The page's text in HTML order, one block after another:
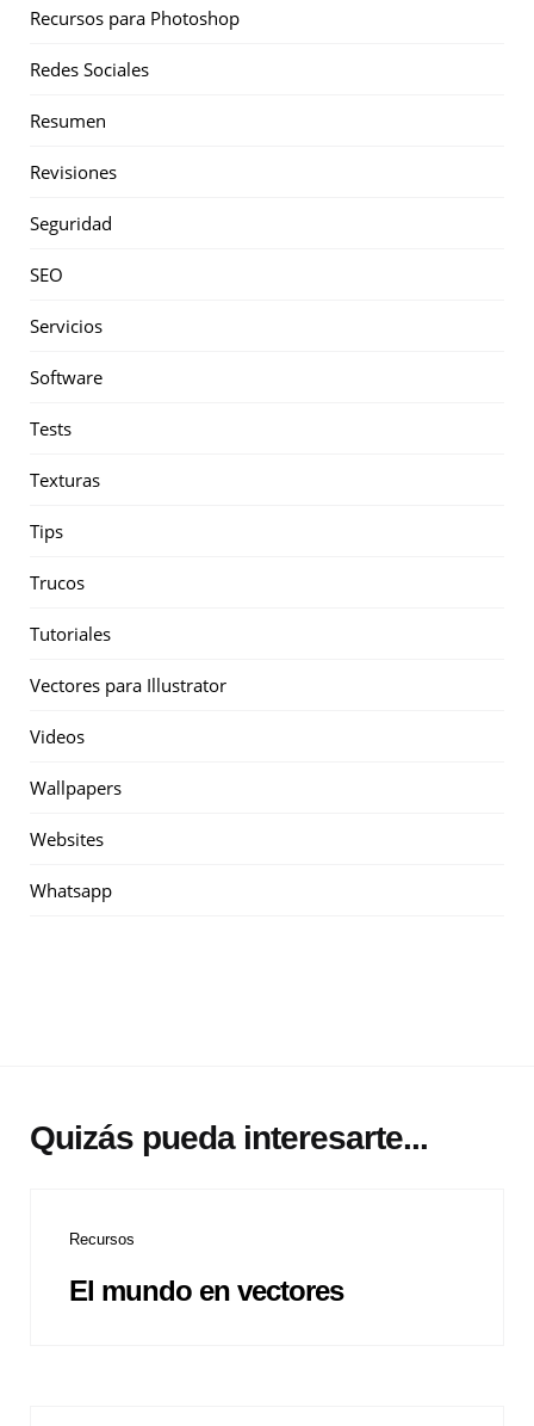
Recursos para Photoshop
Redes Sociales
Resumen
Revisiones
Seguridad
SEO
Servicios
Software
Tests
Texturas
Tips
Trucos
Tutoriales
Vectores para Illustrator
Videos
Wallpapers
Websites
Whatsapp
Quizás pueda interesarte...
Recursos
El mundo en vectores